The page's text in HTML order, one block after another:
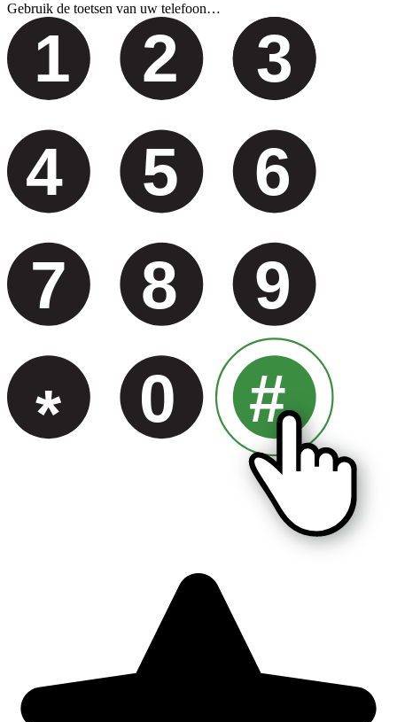
Gebruik de toetsen van uw telefoon…
1 2
3
4
5 6
7 8
9
*
0 #